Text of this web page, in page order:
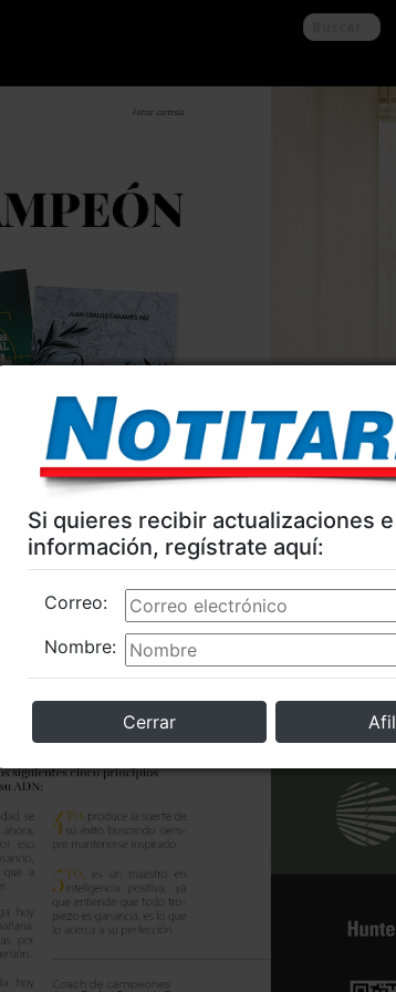
Si quieres recibir actualizaciones e
información, regístrate aquí:
Nombre:
Correo:
Cerrar